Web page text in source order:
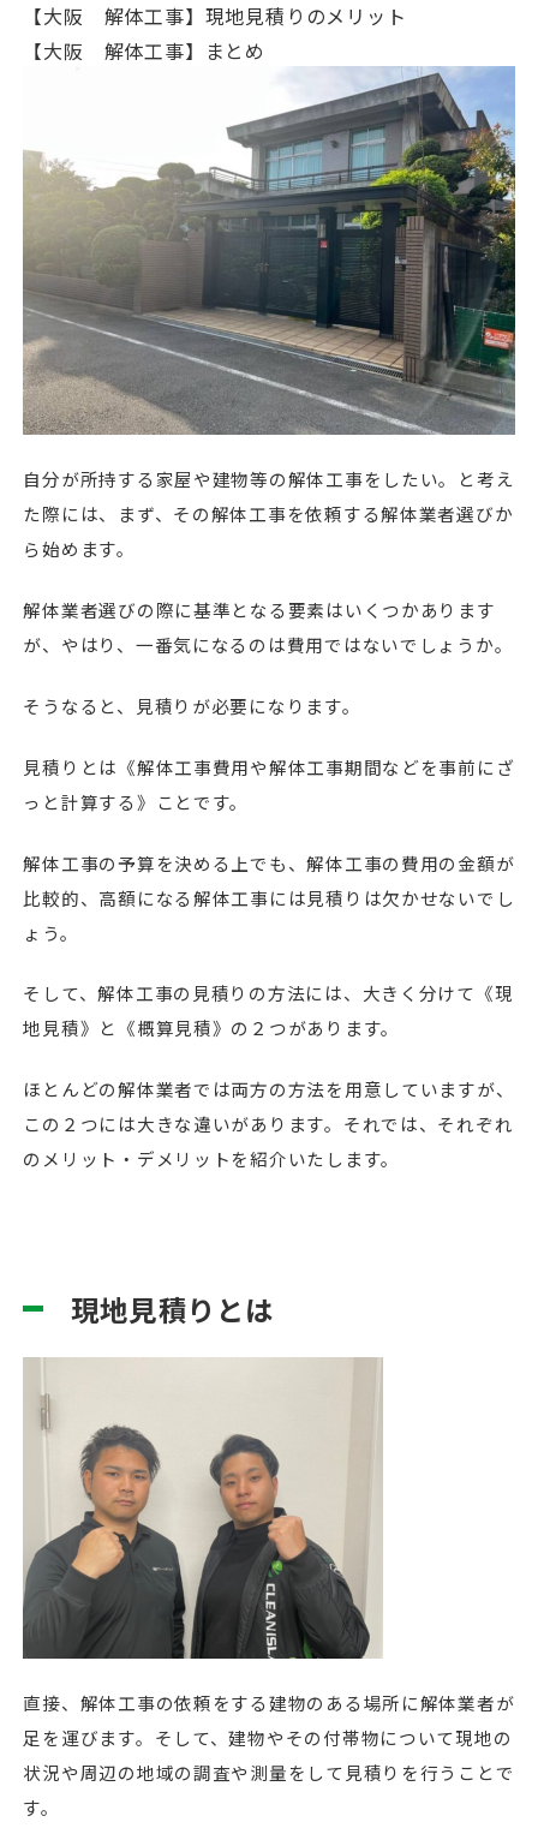
【大阪 解体工事】現地見積りのメリット
【大阪 解体工事】まとめ
自分が所持する家屋や建物等の解体工事をしたい。と考え
た際には、まず、その解体工事を依頼する解体業者選びか
ら始めます。
解体業者選びの際に基準となる要素はいくつかあります
が、やはり、一番気になるのは費用ではないでしょうか。
そうなると、見積りが必要になります。
見積りとは《解体工事費用や解体工事期間などを事前にざ
っと計算する》ことです。
解体工事の予算を決める上でも、解体工事の費用の金額が
比較的、高額になる解体工事には見積りは欠かせないでし
ょう。
そして、解体工事の見積りの方法には、大きく分けて《現
地見積》と《概算見積》の２つがあります。
ほとんどの解体業者では両方の方法を用意していますが、
この２つには大きな違いがあります。それでは、それぞれ
のメリット・デメリットを紹介いたします。
現地見積りとは
直接、解体工事の依頼をする建物のある場所に解体業者が
足を運びます。そして、建物やその付帯物について現地の
状況や周辺の地域の調査や測量をして見積りを行うことで
す。